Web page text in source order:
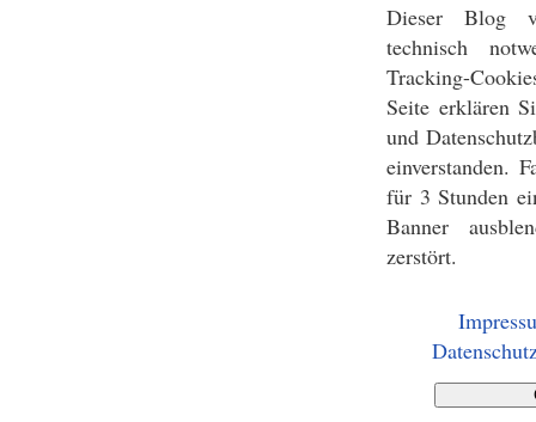
Dieser Blog
technisch
Tracking-
Seite erklären
und
einverstanden.
für 3 Stunden
Banner
zerstört.